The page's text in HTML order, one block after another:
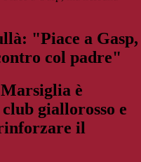
"Piace a Gasp,
col padre"
è
giallorosso e
il